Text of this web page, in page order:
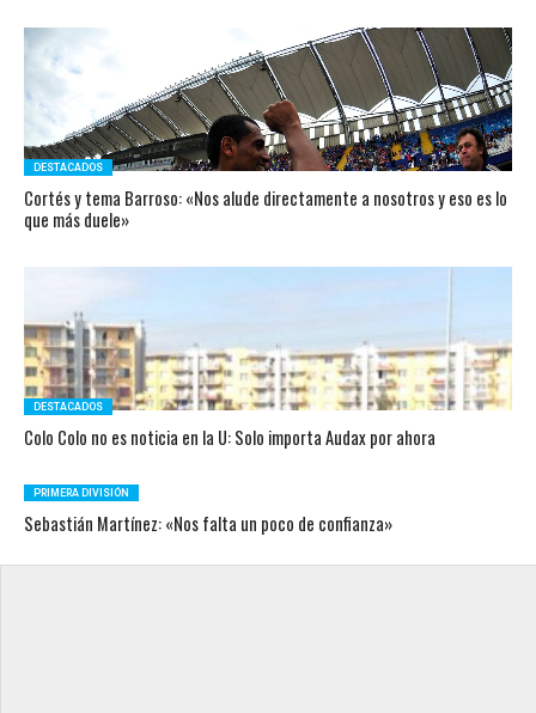
DESTACADOS
Cortés y tema Barroso: «Nos alude directamente a nosotros y eso es lo
que más duele»
DESTACADOS
Colo Colo no es noticia en la U: Solo importa Audax por ahora
PRIMERA DIVISIÓN
Sebastián Martínez: «Nos falta un poco de confianza»